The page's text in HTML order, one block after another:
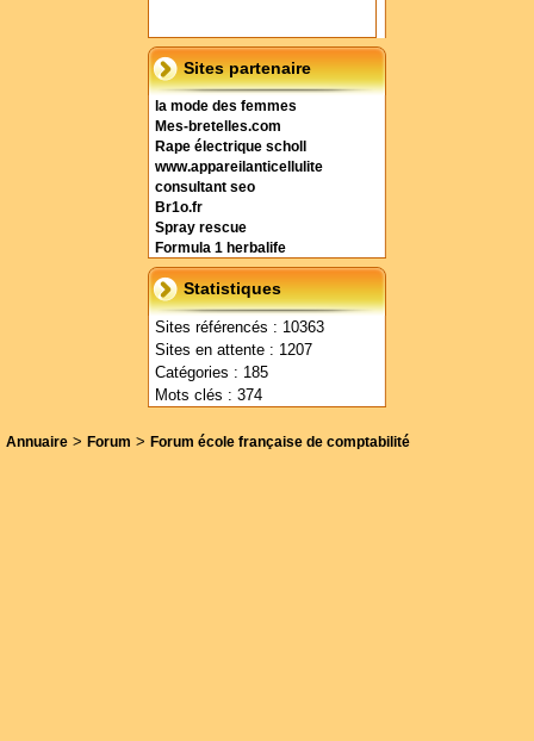
Sites partenaire
la mode des femmes
Mes-bretelles.com
Rape électrique scholl
www.appareilanticellulite
consultant seo
Br1o.fr
Spray rescue
Formula 1 herbalife
Statistiques
Sites référencés : 10363
Sites en attente : 1207
Catégories : 185
Mots clés : 374
Annuaire > Forum > Forum école française de comptabilité